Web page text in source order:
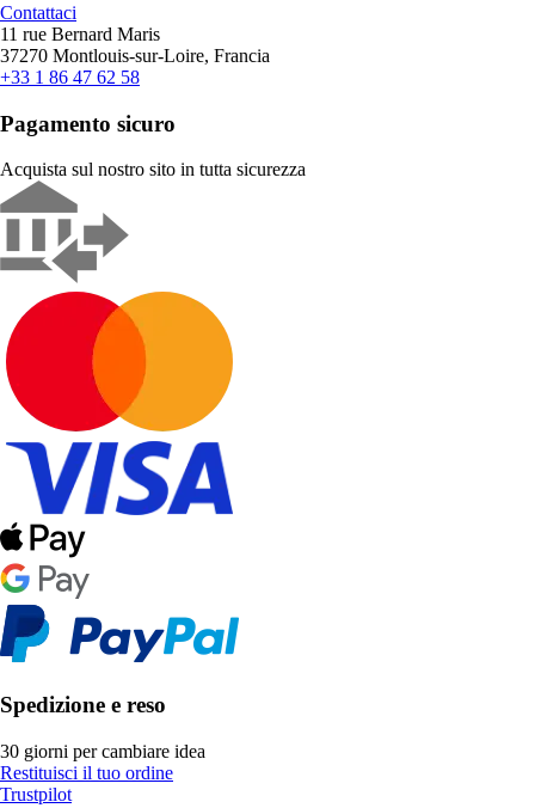
Contattaci
11 rue Bernard Maris
37270 Montlouis-sur-Loire, Francia
+33 1 86 47 62 58
Pagamento sicuro
Acquista sul nostro sito in tutta sicurezza
Spedizione e reso
30 giorni per cambiare idea
Restituisci il tuo ordine
Trustpilot